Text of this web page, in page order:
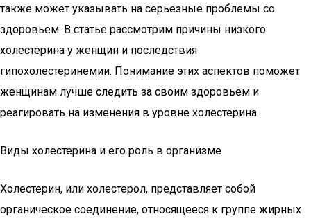
также может указывать на серьезные проблемы со
здоровьем. В статье рассмотрим причины низкого
холестерина у женщин и последствия
гипохолестеринемии. Понимание этих аспектов поможет
женщинам лучше следить за своим здоровьем и
реагировать на изменения в уровне холестерина.
Виды холестерина и его роль в организме
Холестерин, или холестерол, представляет собой
органическое соединение, относящееся к группе жирных